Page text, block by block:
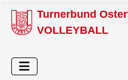
Turnerbund
VOLLEYBALL